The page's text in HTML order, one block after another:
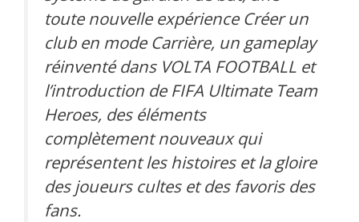
toute nouvelle expérience Créer un
club en mode Carrière, un gameplay
réinventé dans VOLTA FOOTBALL et
l’introduction de FIFA Ultimate Team
Heroes, des éléments
complètement nouveaux qui
représentent les histoires et la gloire
des joueurs cultes et des favoris des
fans.